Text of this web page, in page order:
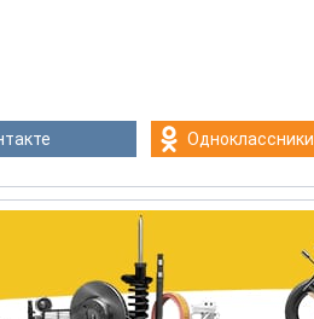
Одноклассники